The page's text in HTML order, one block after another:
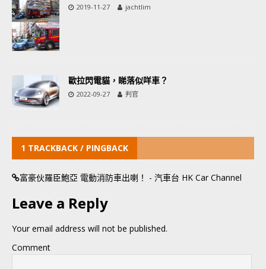
2019-11-27 jachtlim
歐拉閃電貓，睇落似咩車？
2022-09-27 判官
1 TRACKBACK / PINGBACK
富豪伙羅臣鮑亞 電動消防車出喇！ - 汽車台 HK Car Channel
Leave a Reply
Your email address will not be published.
Comment